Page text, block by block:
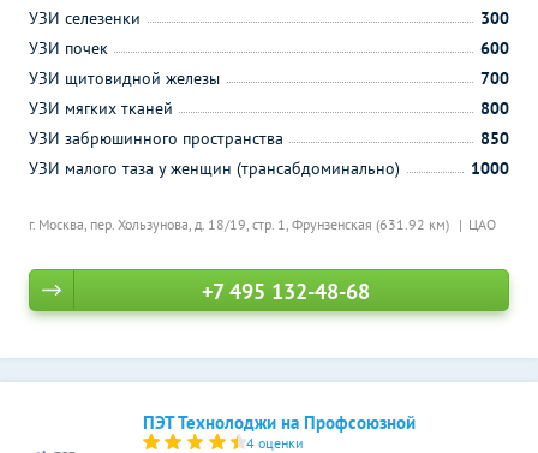
г. Москва, пер. Хользунова, д. 18/19, стр. 1, Фрунзенская (631.92 км) ЦАО
УЗИ селезенки
300
УЗИ почек
600
УЗИ щитовидной железы
700
УЗИ мягких тканей
800
УЗИ забрюшинного пространства
850
УЗИ малого таза у женщин (трансабдоминально)
1000
+7 495 132-48-68
ПЭТ Технолоджи на Профсоюзной
4 оценки